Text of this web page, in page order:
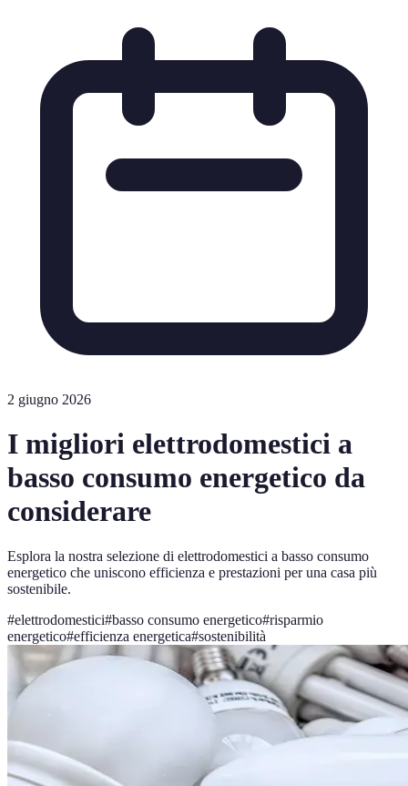
2 giugno 2026
I migliori elettrodomestici a
basso consumo energetico da
considerare
Esplora la nostra selezione di elettrodomestici a basso consumo
energetico che uniscono efficienza e prestazioni per una casa più
sostenibile.
#elettrodomestici#basso consumo energetico#risparmio
energetico#efficienza energetica#sostenibilità